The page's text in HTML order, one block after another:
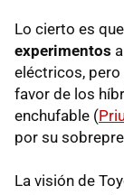
Lo cierto es que
experimentos
eléctricos, pero
favor de los
enchufable (
por su
La visión de